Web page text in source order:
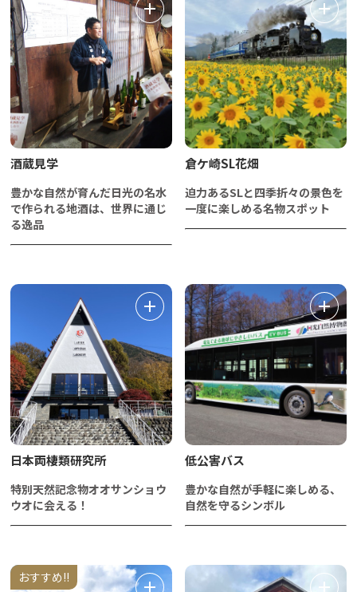
酒蔵見学
豊かな自然が育んだ日光の名水
で作られる地酒は、世界に通じ
る逸品
倉ケ崎SL花畑
迫力あるSLと四季折々の景色を
一度に楽しめる名物スポット
日本両棲類研究所
特別天然記念物オオサンショウ
ウオに会える！
低公害バス
豊かな自然が手軽に楽しめる、
自然を守るシンボル
おすすめ!!